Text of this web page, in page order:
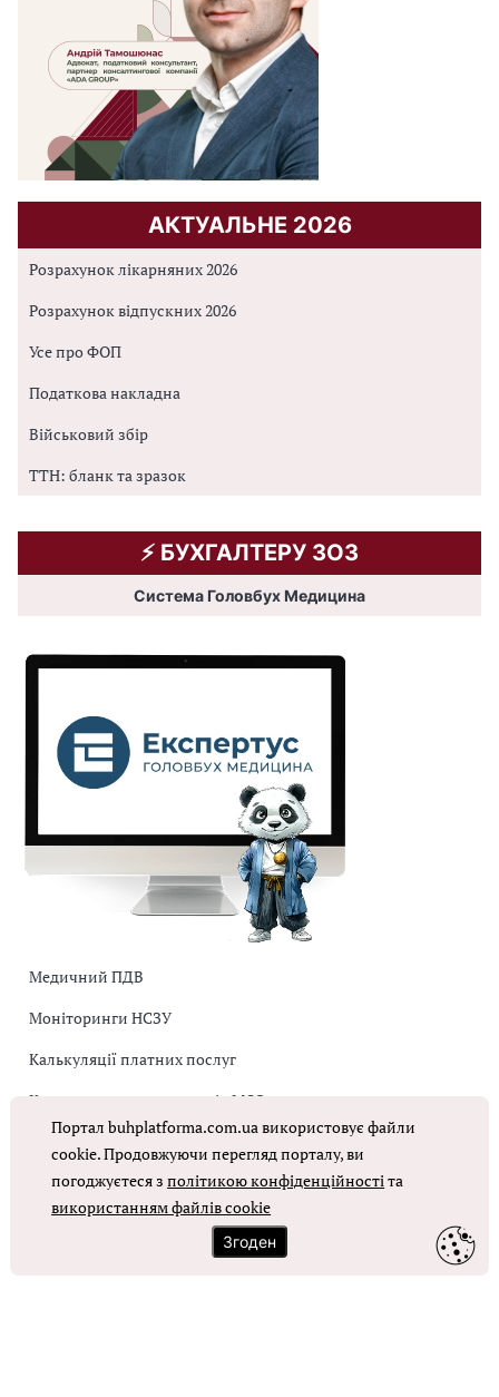
АКТУАЛЬНЕ 2026
Розрахунок лікарняних 2026
Розрахунок відпускних 2026
Усе про ФОП
Податкова накладна
Військовий збір
ТТН: бланк та зразок
⚡️ БУХГАЛТЕРУ ЗОЗ
Система Головбух Медицина
Медичний ПДВ
Моніторинги НСЗУ
Калькуляції платних послуг
Коригувальна накладна від МОЗ
Оплата праці в КНП
ОТРИМАТИ ДОСТУП
Портал buhplatforma.com.ua використовує файли
cookie. Продовжуючи перегляд порталу, ви
погоджуєтеся зполітикою конфіденційностіта
використанням файлів cookie
Згоден